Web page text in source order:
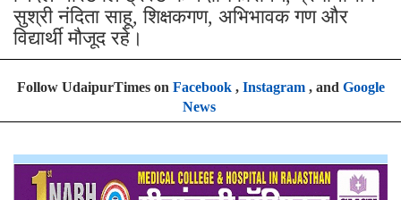
सुश्री नंदिता साहू, शिक्षकगण, अभिभावक गण और
विद्यार्थी मौजूद रहे।
Follow UdaipurTimes on Facebook, Instagram, and Google
News